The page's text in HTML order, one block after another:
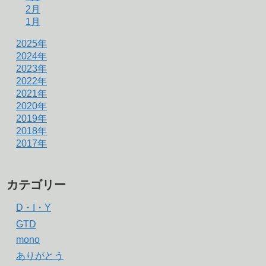
2月
1月
2025年
2024年
2023年
2022年
2021年
2020年
2019年
2018年
2017年
カテゴリー
D・I・Y
GTD
mono
ありがとう